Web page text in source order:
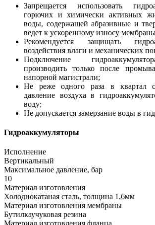
Запрещается использовать
горючих и химически активных
воды, содержащей абразивные и
ведет к ускоренному износу
Рекомендуется защищать
воздействия влаги и механических
Подключение
производить только после
напорной магистрали;
Не реже одного раза в квартал
давление воздуха в
воду;
Не допускается замерзание воды в
Гидроаккумуляторы
Исполнение
Вертикальный
Максимальное давление, бар
10
Материал изготовления
Холоднокатаная сталь, толщина 1,6мм
Материал изготовления мембраны
Бутилкаучуковая резина